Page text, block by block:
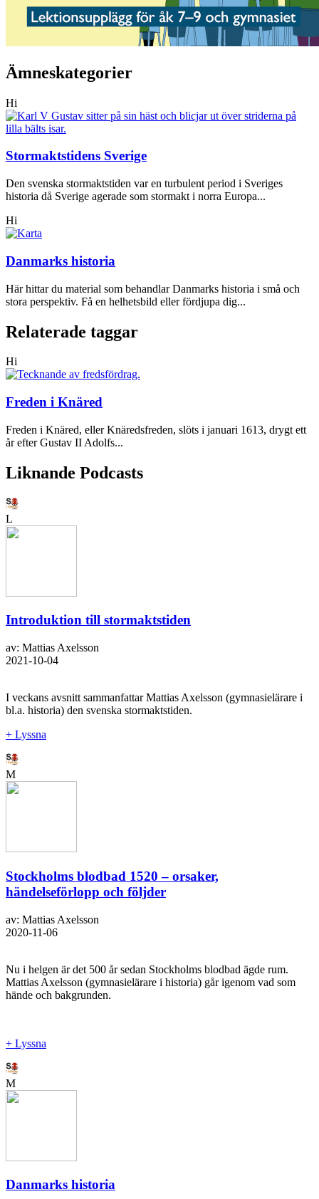
Ämneskategorier
Hi
Stormaktstidens Sverige
Den svenska stormaktstiden var en turbulent period i Sveriges
historia då Sverige agerade som stormakt i norra Europa...
Hi
Danmarks historia
Här hittar du material som behandlar Danmarks historia i små och
stora perspektiv. Få en helhetsbild eller fördjupa dig...
Relaterade taggar
Hi
Freden i Knäred
Freden i Knäred, eller Knäredsfreden, slöts i januari 1613, drygt ett
år efter Gustav II Adolfs...
Liknande Podcasts
L
Introduktion till stormaktstiden
av: Mattias Axelsson
2021-10-04
I veckans avsnitt sammanfattar Mattias Axelsson (gymnasielärare i
bl.a. historia) den svenska stormaktstiden.
+ Lyssna
M
Stockholms blodbad 1520 – orsaker,
händelseförlopp och följder
av: Mattias Axelsson
2020-11-06
Nu i helgen är det 500 år sedan Stockholms blodbad ägde rum.
Mattias Axelsson (gymnasielärare i historia) går igenom vad som
hände och bakgrunden.
+ Lyssna
M
Danmarks historia